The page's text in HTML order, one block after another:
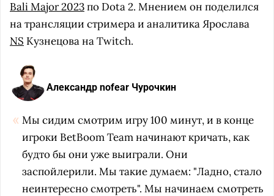
Bali Major 2023по Dota 2. Мнением он поделился
на трансляции стримера и аналитика Ярослава
NS Кузнецова на Twitch.
Александр nofear Чурочкин
Мы сидим смотрим игру 100 минут, и в конце
игроки BetBoom Team начинают кричать, как
будто бы они уже выиграли. Они
заспойлерили. Мы такие думаем: "Ладно, стало
неинтересно смотреть". Мы начинаем смотреть